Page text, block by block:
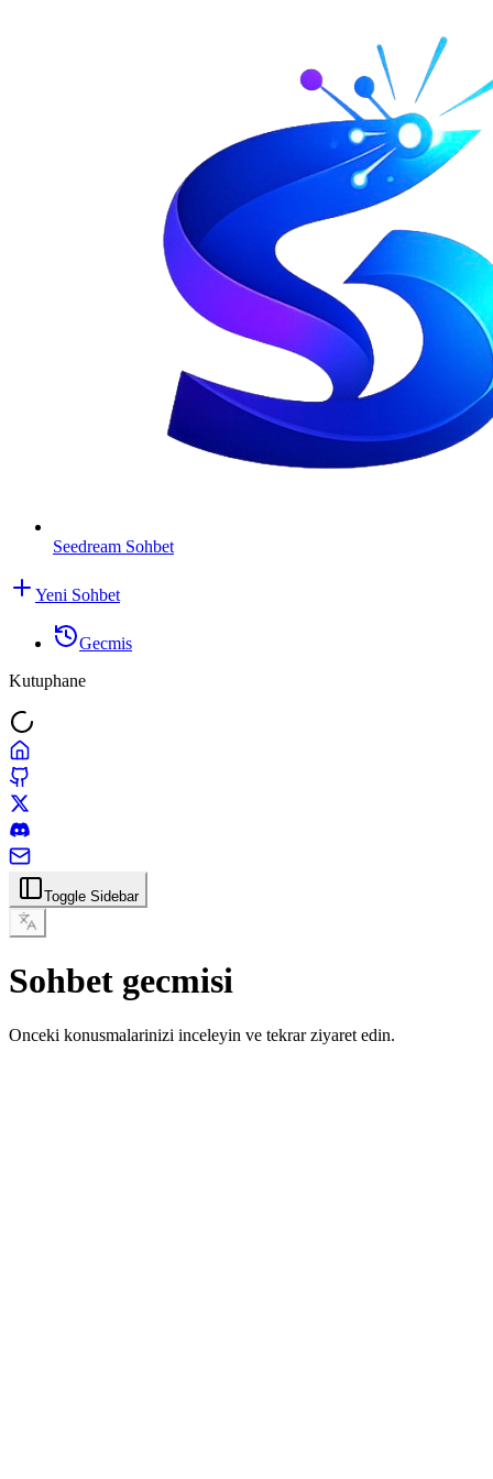
Seedream Sohbet
Yeni Sohbet
Gecmis
Kutuphane
Toggle Sidebar
Sohbet gecmisi
Onceki konusmalarinizi inceleyin ve tekrar ziyaret edin.